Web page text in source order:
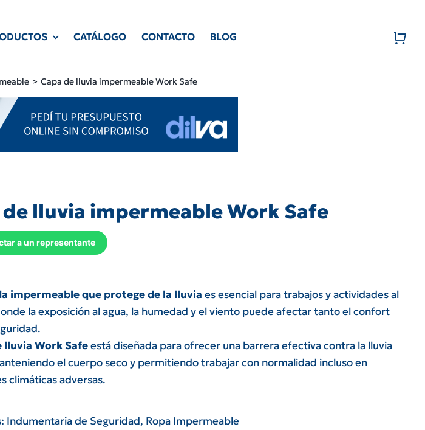
CATÁLOGO CONTACTO BLOG
Capa de lluvia impermeable Work Safe
de lluvia impermeable Work Safe
a un representante
impermeable que protege de la lluvia es esencial para trabajos y actividades al
la exposición al agua, la humedad y el viento puede afectar tanto el confort
lluvia Work Safeestá diseñada para ofrecer una barrera efectiva contra la lluvia
el cuerpo seco y permitiendo trabajar con normalidad incluso en
climáticas adversas.
Indumentaria de Seguridad, Ropa Impermeable